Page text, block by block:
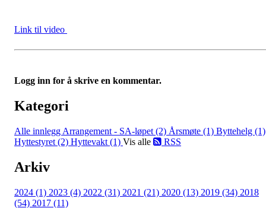
Link til video
Logg inn for å skrive en kommentar.
Kategori
Alle innlegg Arrangement - SA-løpet (2) Årsmøte (1) Byttehelg (1)
Hyttestyret (2) Hyttevakt (1) Vis alle RSS
Arkiv
2024 (1) 2023 (4) 2022 (31) 2021 (21) 2020 (13) 2019 (34) 2018
(54) 2017 (11)